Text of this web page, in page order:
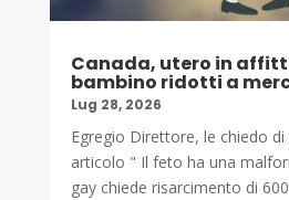
Canada, utero in
bambino ridotti a
Lug 28, 2026
Egregio Direttore, le chiedo
articolo " Il feto ha una
gay chiede risarcimento di